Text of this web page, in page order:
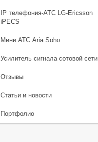
IP телефония-АТС LG-Ericsson
iPECS
Мини АТС Aria Soho
Усилитель сигнала сотовой сети
Отзывы
Статьи и новости
Портфолио